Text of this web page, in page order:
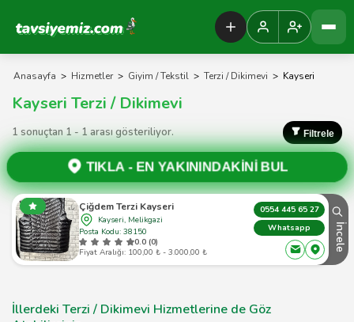
Tavsiyemiz Anasayfa
Anasayfa > Hizmetler > Giyim / Tekstil > Terzi / Dikimevi > Kayseri
Kayseri Terzi / Dikimevi
1 sonuçtan 1 - 1 arası gösteriliyor. Filtrele
TIKLA - EN YAKININDAKİNİ BUL
Çiğdem Terzi Kayseri
Kayseri, Melikgazi
Posta Kodu: 38150
0.0 (0)
Fiyat Aralığı: 100,00 ₺ - 3.000,00 ₺
0554 445 65 27
Whatsapp
İncele
İllerdeki Terzi / Dikimevi Hizmetlerine de Göz